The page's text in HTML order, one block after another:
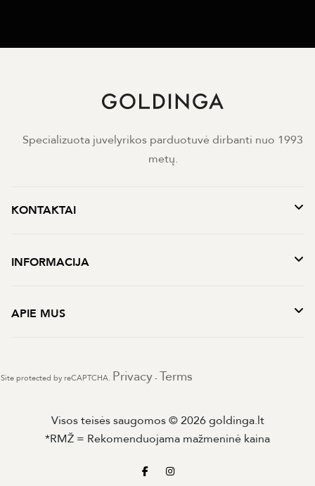
Specializuota juvelyrikos parduotuvė dirbanti nuo 1993
metų.
KONTAKTAI
INFORMACIJA
APIE MUS
Site protected by reCAPTCHA. Privacy - Terms
Visos teisės saugomos © 2026 goldinga.lt
*RMŽ = Rekomenduojama mažmeninė kaina